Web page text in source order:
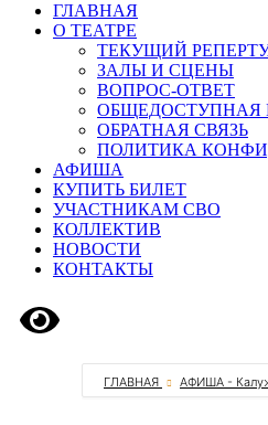
ГЛАВНАЯ
О ТЕАТРЕ
ТЕКУЩИЙ
ЗАЛЫ И СЦЕНЫ
ВОПРОС-ОТВЕТ
ОБРАТНАЯ СВЯЗЬ
ПОЛИТИКА
АФИША
КУПИТЬ БИЛЕТ
УЧАСТНИКАМ СВО
КОЛЛЕКТИВ
НОВОСТИ
КОНТАКТЫ
ГЛАВНАЯ АФИША -